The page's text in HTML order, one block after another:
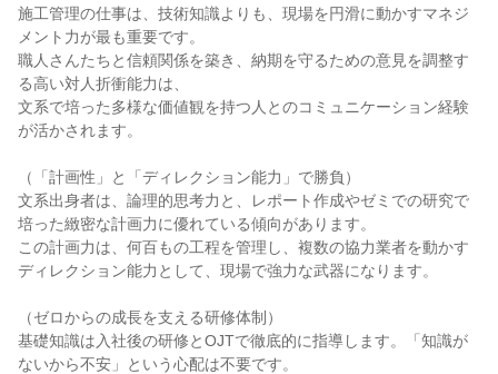
施工管理の仕事は、技術知識よりも、現場を円滑に動かすマネジ
メント力が最も重要です。
職人さんたちと信頼関係を築き、納期を守るための意見を調整す
る高い対人折衝能力は、
文系で培った多様な価値観を持つ人とのコミュニケーション経験
が活かされます。
（「計画性」と「ディレクション能力」で勝負）
文系出身者は、論理的思考力と、レポート作成やゼミでの研究で
培った緻密な計画力に優れている傾向があります。
この計画力は、何百もの工程を管理し、複数の協力業者を動かす
ディレクション能力として、現場で強力な武器になります。
（ゼロからの成長を支える研修体制）
基礎知識は入社後の研修とOJTで徹底的に指導します。「知識が
ないから不安」という心配は不要です。